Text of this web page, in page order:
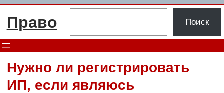
Перейти
Право Поиск
Нужно ли регистрировать
ИП, если являюсь